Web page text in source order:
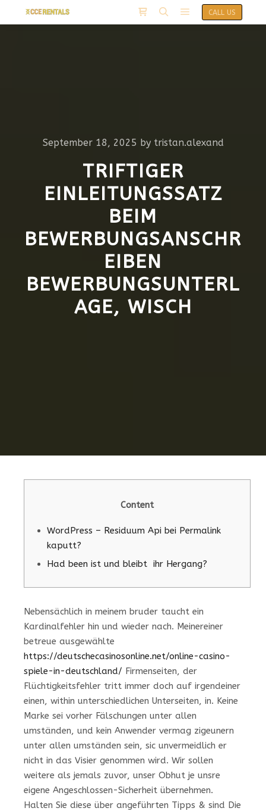
CALL US
September 18, 2025 by tristan.alexand
TRIFTIGER
EINLEITUNGSSATZ
BEIM
BEWERBUNGSANSCHR
EIBEN
BEWERBUNGSUNTERL
AGE, WISCH
Content
WordPress – Residuum Api bei Permalink
kaputt?
Had been ist und bleibt ihr Hergang?
Nebensächlich in meinem bruder taucht ein
Kardinalfehler hin und wieder nach. Meinereiner
betreue ausgewählte
https://deutschecasinosonline.net/online-casino-
spiele-in-deutschland/ Firmenseiten, der
Flüchtigkeitsfehler tritt immer doch auf irgendeiner
einen, within unterschiedlichen Unterseiten, in. Keine
Marke sei vorher Fälschungen unter allen
umständen, und kein Anwender vermag zigeunern
unter allen umständen sein, sic unvermeidlich er
nicht in das Visier genommen wird. Wir sollen
weitere als jemals zuvor, unser Obhut je unsre
eigene Angeschlossen-Sicherheit übernehmen.
Halten Sie diese über angeführten Tipps & sind Die